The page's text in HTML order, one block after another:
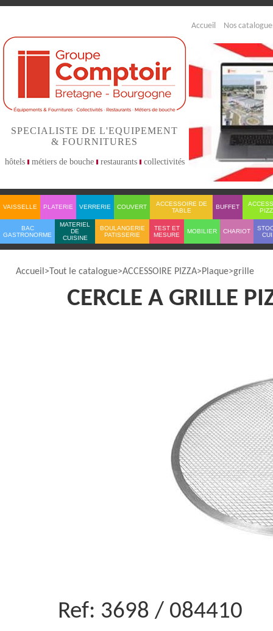
Accueil Nos
SPECIALISTE DE L'EQUIPEMENT
& FOURNITURES
hôtels métiers de bouche restaurants collectivités
VAISSELLE PLATERIE VERRERIE COUVERT
ACCESSOIRE DE
TABLE
BUFFET
BAC
GASTRONORME
MATERIEL
DE
CUISINE
BOULANGERIE
PATISSERIE
TEST ET
MESURE
MOBILIER CHARIOT
Accueil Tout le catalogue ACCESSOIRE PIZZA Plaque grille
CERCLE A GRILLE
Ref: 3698 / 084410